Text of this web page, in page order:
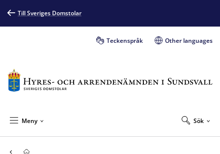
Till Sveriges Domstolar
Teckenspråk Other languages
Sök
Meny